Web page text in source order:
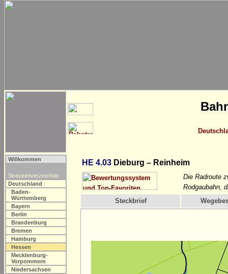
Willkommen
Streckenverzeichnis
Deutschland
Baden-
Württemberg
Bayern
Berlin
Brandenburg
Bremen
Hamburg
Hessen
Mecklenburg-
Vorpommern
Niedersachsen
HE 4.03 Dieburg – Reinheim
Die Radroute
Rodgaubahn,
Steckbrief